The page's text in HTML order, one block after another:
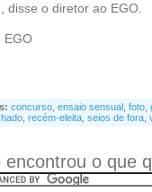
disse o diretor ao EGO.
EGO
concurso ensaio sensual foto
recém-eleita seios de fora
encontrou o que